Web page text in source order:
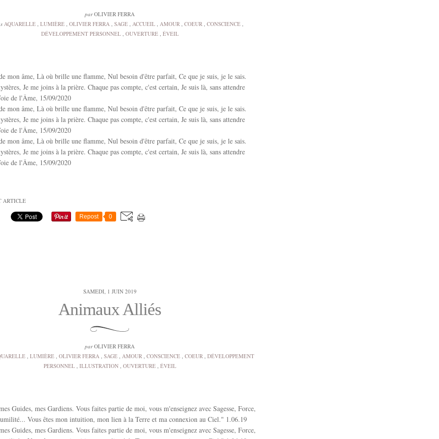
parOLIVIER FERRA
AQUARELLE , LUMIÈRE , OLIVIER FERRA , SAGE , ACCUEIL , AMOUR , COEUR , CONSCIENCE ,
DÉVELOPPEMENT PERSONNEL, OUVERTURE, ÉVEIL
mon âme, Là où brille une flamme, Nul besoin d'être parfait, Ce que je suis, je le sais.
Je me joins à la prière. Chaque pas compte, c'est certain, Je suis là, sans attendre
de l'Âme, 15/09/2020
mon âme, Là où brille une flamme, Nul besoin d'être parfait, Ce que je suis, je le sais.
Je me joins à la prière. Chaque pas compte, c'est certain, Je suis là, sans attendre
de l'Âme, 15/09/2020
mon âme, Là où brille une flamme, Nul besoin d'être parfait, Ce que je suis, je le sais.
Je me joins à la prière. Chaque pas compte, c'est certain, Je suis là, sans attendre
de l'Âme, 15/09/2020
ARTICLE
Repost 0
SAMEDI, 1 JUIN 2019
Animaux Alliés
parOLIVIER FERRA
, LUMIÈRE, OLIVIER FERRA, SAGE, AMOUR, CONSCIENCE, COEUR, DÉVELOPPEMENT
PERSONNEL, ILLUSTRATION, OUVERTURE, ÉVEIL
Guides, mes Gardiens. Vous faites partie de moi, vous m'enseignez avec Sagesse, Force,
Vous êtes mon intuition, mon lien à la Terre et ma connexion au Ciel." 1.06.19
Guides, mes Gardiens. Vous faites partie de moi, vous m'enseignez avec Sagesse, Force,